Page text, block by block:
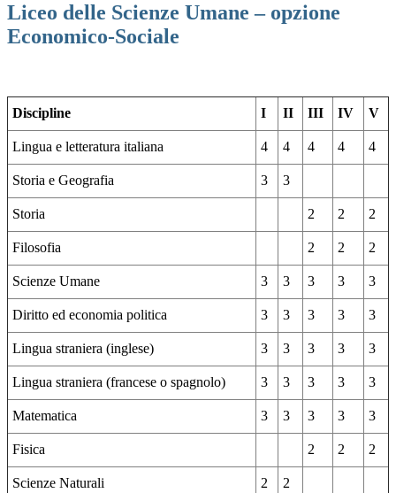
Liceo delle Scienze Umane – opzione
Economico-Sociale
Discipline I II III IV V
Lingua e letteratura italiana 4 4 4 4 4
Storia e Geografia 3 3
Storia 2 2 2
Filosofia 2 2 2
Scienze Umane 3 3 3 3 3
Diritto ed economia politica 3 3 3 3 3
Lingua straniera (inglese) 3 3 3 3 3
Lingua straniera (francese o spagnolo) 3 3 3 3 3
Matematica 3 3 3 3 3
Fisica 2 2 2
Scienze Naturali 2 2